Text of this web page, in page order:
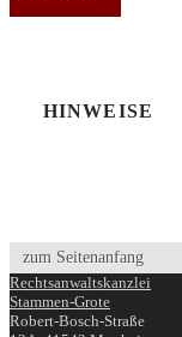
HINWEISE
zum Seitenanfang
Rechtsanwaltskanzlei
Stammen-Grote
Robert-Bosch-Straße